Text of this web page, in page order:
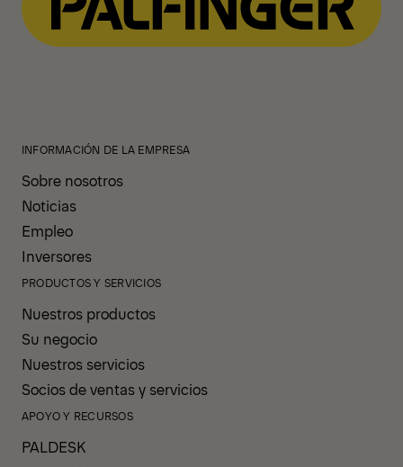
INFORMACIÓN DE LA EMPRESA
Sobre nosotros
Noticias
Empleo
Inversores
PRODUCTOS Y SERVICIOS
Nuestros productos
Su negocio
Nuestros servicios
Socios de ventas y servicios
APOYO Y RECURSOS
PALDESK